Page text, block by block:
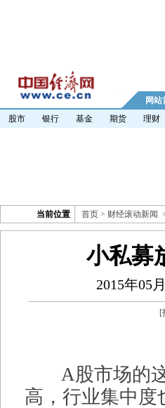
网站
股市
银行 基金 期货 理财
当前位置 首页 > 财经滚动新闻
小私募
2015年05
[
A股市场的这
高，行业集中度